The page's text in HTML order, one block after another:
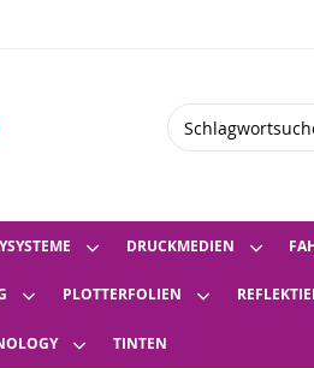
DRUCKMEDIEN
PLOTTERFOLIEN
TINTEN